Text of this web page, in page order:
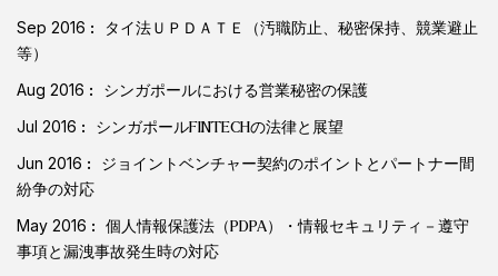
Sep 2016
タイ法ＵＰＤＡＴＥ（汚職防止、秘密保持、競業避止
等）
Aug 2016 シンガポールにおける営業秘密の保護
Jul 2016 シンガポールFINTECHの法律と展望
Jun 2016
ジョイントベンチャー契約のポイントとパートナー間
紛争の対応
May 2016
個人情報保護法（PDPA）・情報セキュリティ－遵守
事項と漏洩事故発生時の対応